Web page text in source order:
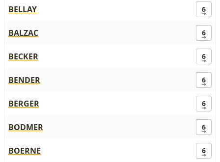
BELLAY 6
BALZAC 6
BECKER 6
BENDER 6
BERGER 6
BODMER 6
BOERNE 6